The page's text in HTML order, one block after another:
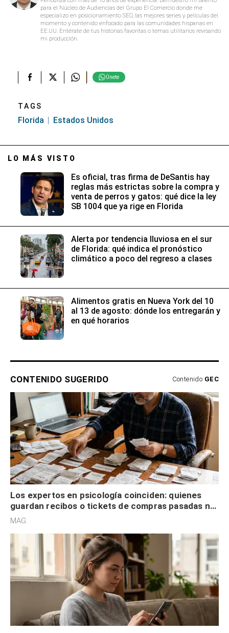
para el Núcleo de Audiencias del Grupo El Comercio donde me
especializo en posicionamiento SEO, las mejores series y películas del
momento y contenido enfocado para las comunidades hispanas en
EE.UU. Entérate de tus historias favoritas o temas utilitarios revisando
mi producción.
Únete
TAGS
Florida Estados Unidos
LO MÁS VISTO
Es oficial, tras firma de DeSantis hay
reglas más estrictas sobre la compra y
venta de perros y gatos: qué dice la ley
SB 1004 que ya rige en Florida
Alerta por tendencia lluviosa en el sur
de Florida: qué indica el pronóstico
climático a poco del regreso a clases
Alimentos gratis en Nueva York del 10
al 13 de agosto: dónde los entregarán y
en qué horarios
CONTENIDO SUGERIDO Contenido GEC
Los expertos en psicología coinciden: quienes
guardan recibos o tickets de compras pasadas no
son acumuladores, sino que tienen necesidad de
MAG.